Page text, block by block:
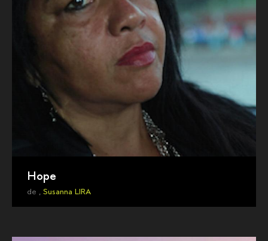
Hope
de , Susanna LIRA